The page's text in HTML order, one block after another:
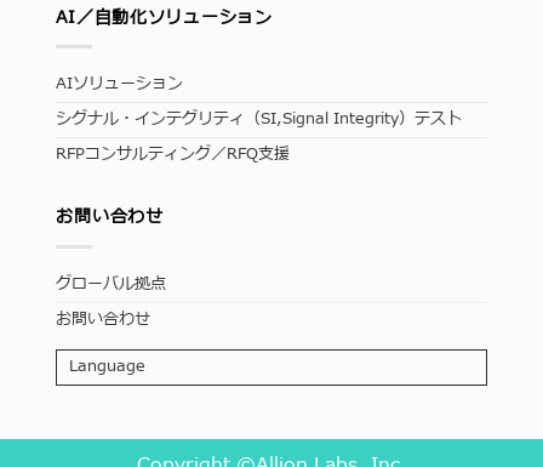
AI／自動化ソリューション
AIソリューション
シグナル・インテグリティ（SI,Signal Integrity）テスト
RFPコンサルティング／RFQ支援
お問い合わせ
グローバル拠点
お問い合わせ
Language